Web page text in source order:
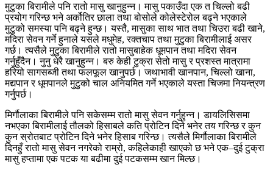
मुटुका बिरामीले पनि रातो मासु खानुहुन्न। मासु पकाउँदा एक त चिल्लो बढी
प्रयोग गरिन्छ भने अर्कोतिर छाला तथा बोसोले कोलेस्टेरोल बढ्ने भएकाले
मुटुको समस्या पनि बढ्ने हुन्छ। यस्तै, मासुका साथ भात तथा चिउरा बढी खाने,
मदिरा सेवन गर्ने हुनाले यसले मधुमेह, रक्तचाप तथा मुटुका बिरामीलाई असर
गर्छ। त्यसैले मुटुका बिरामीले रातो मासुबाहेक धूमपान तथा मदिरा सेवन
गर्नुहुँदैन। नुनु धेरै खानुहुन्न। बरु केही टुक्रा सेतो मासु र प्रशस्त मात्रामा
हरियो सागसब्जी तथा फलफूल खानुपर्छ। जथाभावी खानपान, चिल्लो खाना,
मद्यपान र धूमपानले मुटुको चाल अनियमित गर्ने भएकाले यस्ता चिजमा नियन्त्रण
गर्नुपर्छ।
मिर्गौलाका बिरामीले पनि सकेसम्म रातो मासु सेवन गर्नुहुन्न। डायलिसिसमा
नभएका बिरामीलाई तौलको हिसाबले कति प्रोटिन दिने भनेर तय गरिन्छ र कुन
कुन स्रोतबाट प्रोटिन दिने भनेर हिसाब गरिन्छ। त्यसैले मिर्गौलाका बिरामीले
दिनहुँ रातो मासु सेवन नगरेको राम्रो, कहिलेकाही खाएको छ भने एक–दुई टुक्रा
मासु हप्तामा एक पटक या बढीमा दुई पटकसम्म खान मिल्छ।